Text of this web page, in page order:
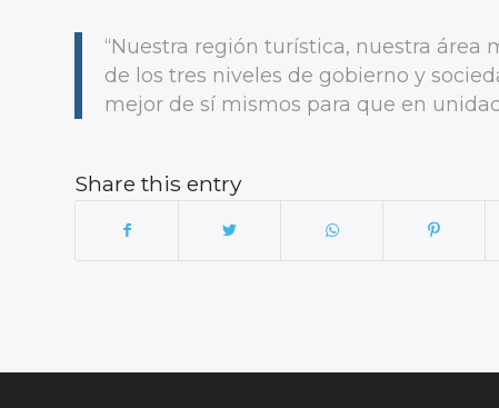
“Nuestra región turística, nuestra
de los tres niveles de gobierno y
mejor de sí mismos para que en
Share this entry